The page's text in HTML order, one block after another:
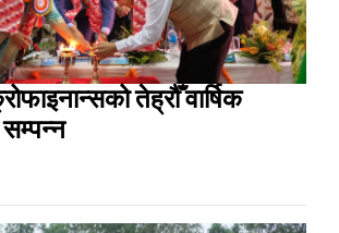
तेह्रौँ वार्षिक